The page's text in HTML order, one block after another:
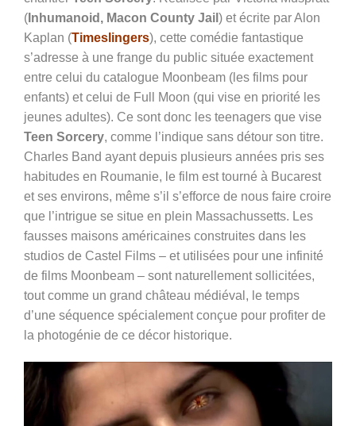
( Inhumanoid, Macon County Jail ) et écrite par Alon
Kaplan (Timeslingers), cette comédie fantastique
s’adresse à une frange du public située exactement
entre celui du catalogue Moonbeam (les films pour
enfants) et celui de Full Moon (qui vise en priorité les
jeunes adultes). Ce sont donc les teenagers que vise
Teen Sorcery, comme l’indique sans détour son titre.
Charles Band ayant depuis plusieurs années pris ses
habitudes en Roumanie, le film est tourné à Bucarest
et ses environs, même s’il s’efforce de nous faire croire
que l’intrigue se situe en plein Massachussetts. Les
fausses maisons américaines construites dans les
studios de Castel Films – et utilisées pour une infinité
de films Moonbeam – sont naturellement sollicitées,
tout comme un grand château médiéval, le temps
d’une séquence spécialement conçue pour profiter de
la photogénie de ce décor historique.